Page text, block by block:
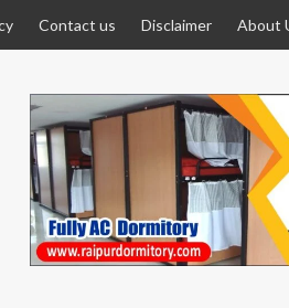
Contact us Disclaimer About